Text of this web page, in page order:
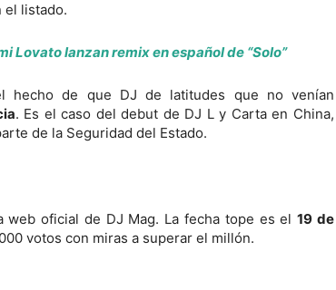
el listado.
Lovato lanzan remix en español de “Solo”
hecho de que DJ de latitudes que no venían
. Es el caso del debut de DJ L y Carta en China,
de la Seguridad del Estado.
web oficial de DJ Mag. La fecha tope es el19 de
votos con miras a superar el millón.